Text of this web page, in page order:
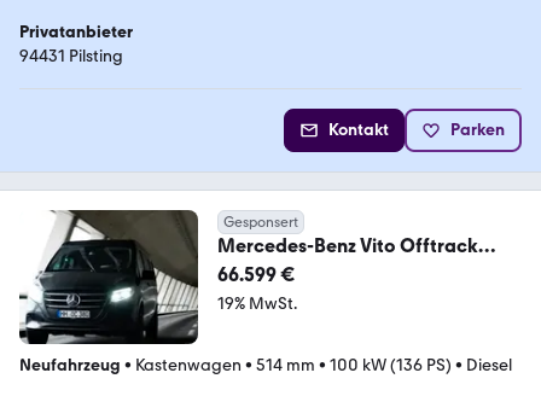
Privatanbieter
94431 Pilsting
Kontakt Parken
Gesponsert
Mercedes-Benz Vito Offtrack
Expedition Pro Reisemobil
66.599 €
19% MwSt.
Neufahrzeug • Kastenwagen • 514 mm • 100 kW (136 PS) • Diesel